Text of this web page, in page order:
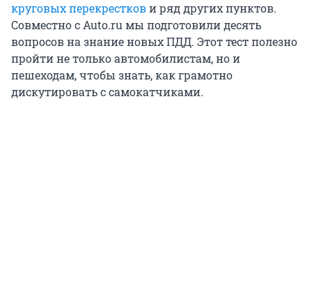
круговых перекресткови ряд других пунктов.
Совместно с Auto.ru мы подготовили десять
вопросов на знание новых ПДД. Этот тест полезно
пройти не только автомобилистам, но и
пешеходам, чтобы знать, как грамотно
дискутировать с самокатчиками.